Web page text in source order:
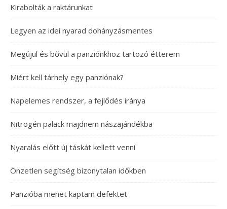
Kirabolták a raktárunkat
Legyen az idei nyarad dohányzásmentes
Megújul és bővül a panziónkhoz tartozó étterem
Miért kell tárhely egy panziónak?
Napelemes rendszer, a fejlődés iránya
Nitrogén palack majdnem nászajándékba
Nyaralás előtt új táskát kellett venni
Önzetlen segítség bizonytalan időkben
Panzióba menet kaptam defektet